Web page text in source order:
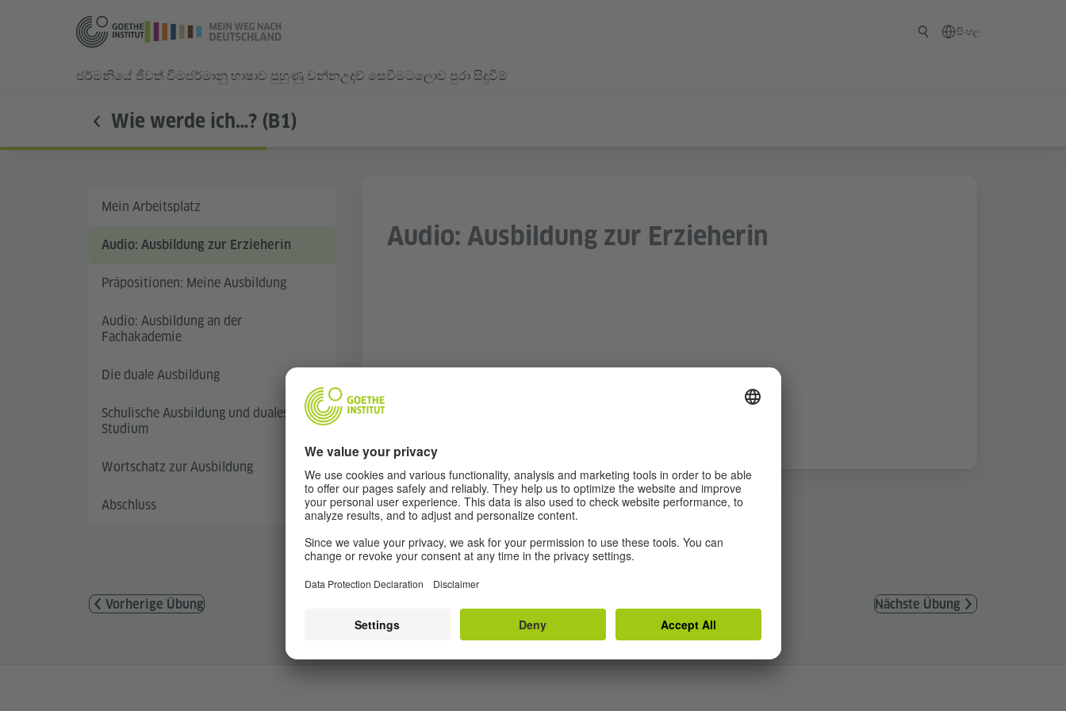
සිංහල
ජර්මනියේ ජීවත් වීමජර්මානු භාෂාව පුහුණු වන්නඋදව් සෙවීමටලොව පුරා සිදුවීම්
Wie werde ich…? (B1)
Mein Arbeitsplatz
Audio: Ausbildung zur Erzieherin
Präpositionen: Meine Ausbildung
Audio: Ausbildung an der
Fachakademie
Die duale Ausbildung
Schulische Ausbildung und duales
Studium
Wortschatz zur Ausbildung
Abschluss
Audio: Ausbildung zur Erzieherin
Vorherige Übung Nächste Übung